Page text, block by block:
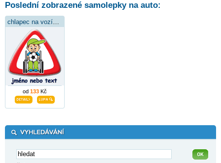
Poslední zobrazené samolepky na auto:
chlapec na vozíčku
od 133 Kč